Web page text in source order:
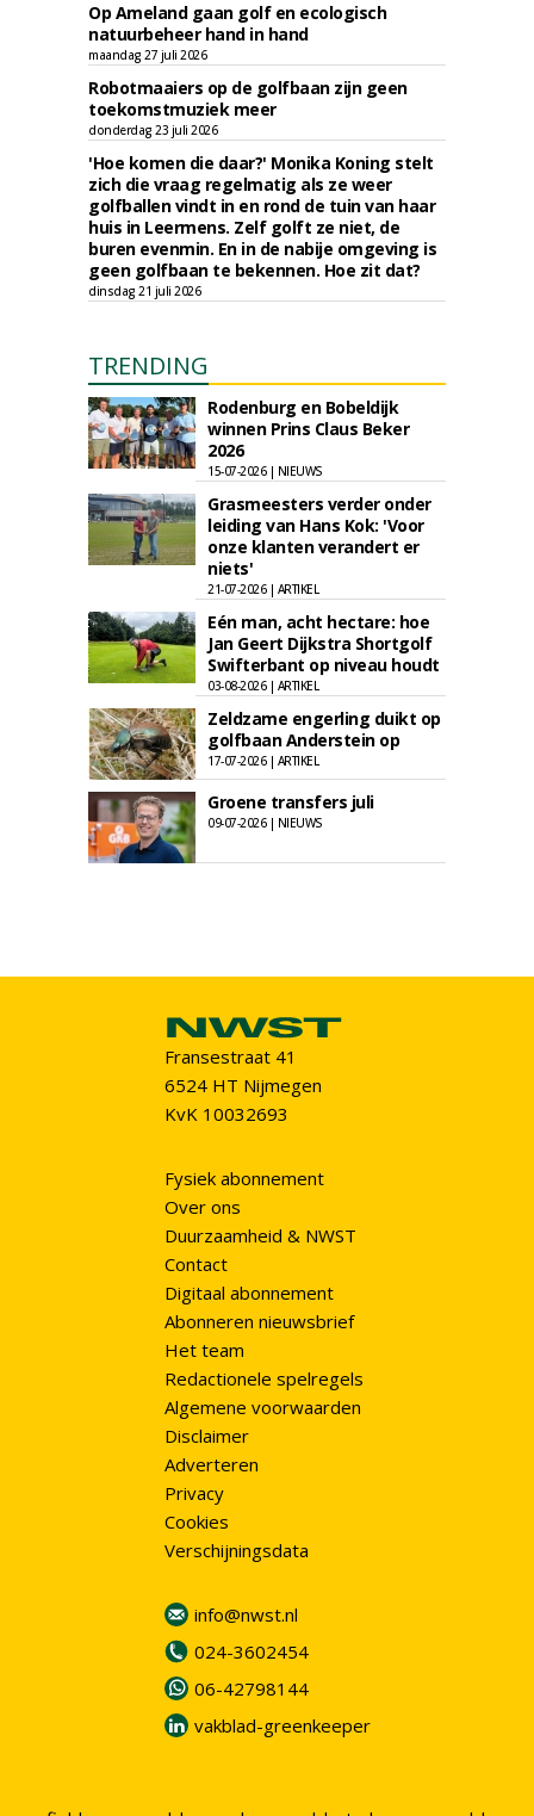
Op Ameland gaan golf en ecologisch
natuurbeheer hand in hand
maandag 27 juli 2026
Robotmaaiers op de golfbaan zijn geen
toekomstmuziek meer
donderdag 23 juli 2026
'Hoe komen die daar?' Monika Koning stelt
zich die vraag regelmatig als ze weer
golfballen vindt in en rond de tuin van haar
huis in Leermens. Zelf golft ze niet, de
buren evenmin. En in de nabije omgeving is
geen golfbaan te bekennen. Hoe zit dat?
dinsdag 21 juli 2026
TRENDING
Rodenburg en Bobeldijk
winnen Prins Claus Beker
2026
15-07-2026 | NIEUWS
Grasmeesters verder onder
leiding van Hans Kok: 'Voor
onze klanten verandert er
niets'
21-07-2026 | ARTIKEL
Eén man, acht hectare: hoe
Jan Geert Dijkstra Shortgolf
Swifterbant op niveau houdt
03-08-2026 | ARTIKEL
Zeldzame engerling duikt op
golfbaan Anderstein op
17-07-2026 | ARTIKEL
Groene transfers juli
09-07-2026 | NIEUWS
Fransestraat 41
6524 HT Nijmegen
KvK 10032693
Fysiek abonnement
Over ons
Duurzaamheid & NWST
Contact
Digitaal abonnement
Abonneren nieuwsbrief
Het team
Redactionele spelregels
Algemene voorwaarden
Disclaimer
Adverteren
Privacy
Cookies
Verschijningsdata
info@nwst.nl
024-3602454
06-42798144
vakblad-greenkeeper